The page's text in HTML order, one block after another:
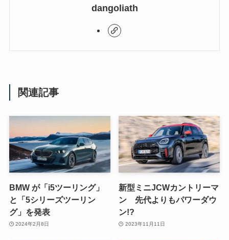
dangoliath
関連記事
BMW が「i5ツーリング」
と「5シリーズツーリン
グ」を発表
2024年2月8日
新型ミニJCWカントリーマ
ン 先代よりもパワーダウ
ン!?
2023年11月11日